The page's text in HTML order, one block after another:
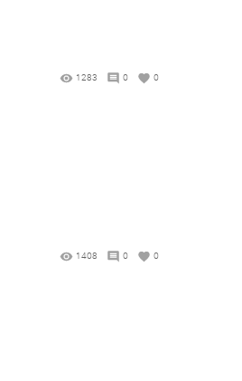
1283 0 0
1408 0 0